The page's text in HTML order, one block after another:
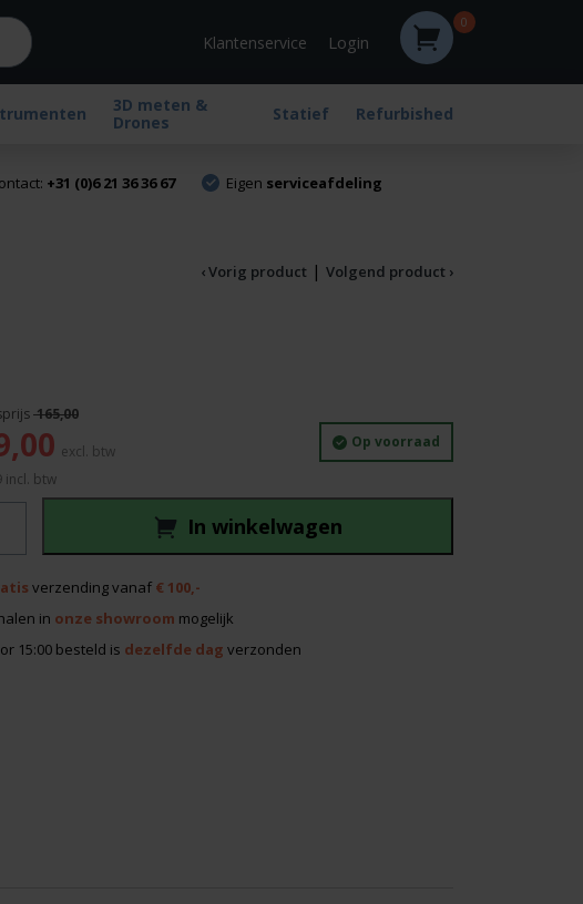
Klantenservice Login
0
3D meten &
Drones
Statief Refurbished
+31 (0)6 21 36 36 67 Eigen serviceafdeling
‹ Vorig product | Volgend product ›
Op voorraad
incl. btw
In winkelwagen
165,00
prijs
149,00.
verzending vanaf € 100,-
in onze showroom mogelijk
15:00 besteld is dezelfde dag verzonden